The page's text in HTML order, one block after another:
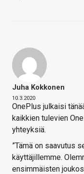
Juha Kokkonen
10.3.2020
OnePlus julkaisi
kaikkien tulevien
yhteyksiä.
”Tämä on saavutus
käyttäjillemme.
ensimmäisten